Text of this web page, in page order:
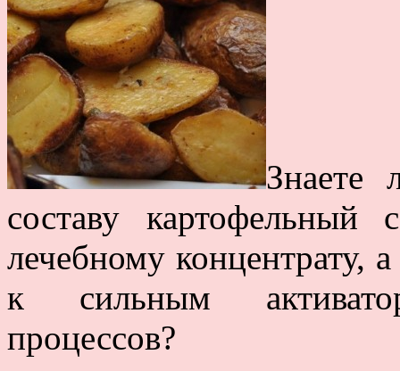
Знаете
составу
лечебному концентрату,
к сильным
процессов?